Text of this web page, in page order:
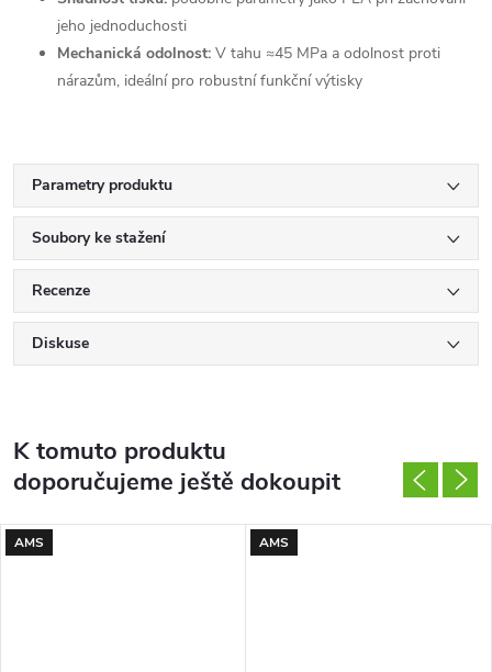
jeho jednoduchosti
Mechanická odolnost: V tahu ≈45 MPa a odolnost proti
nárazům, ideální pro robustní funkční výtisky
Parametry produktu
Soubory ke stažení
Recenze
Diskuse
K tomuto produktu
doporučujeme ještě dokoupit
AMS AMS